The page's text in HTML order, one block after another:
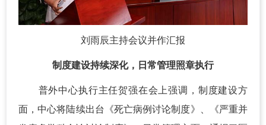
刘雨辰主持会议并作汇报
制度建设持续深化，日常管理照章执行
普外中心执行主任贺强在会上强调，制度建设方
面，中心将陆续出台《死亡病例讨论制度》、《严重并